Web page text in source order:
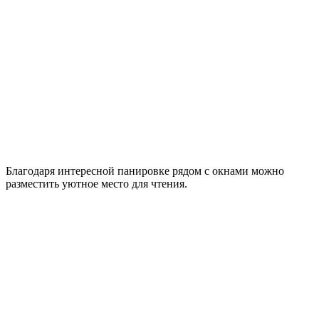
Благодаря интересной панировке рядом с окнами можно
разместить уютное место для чтения.